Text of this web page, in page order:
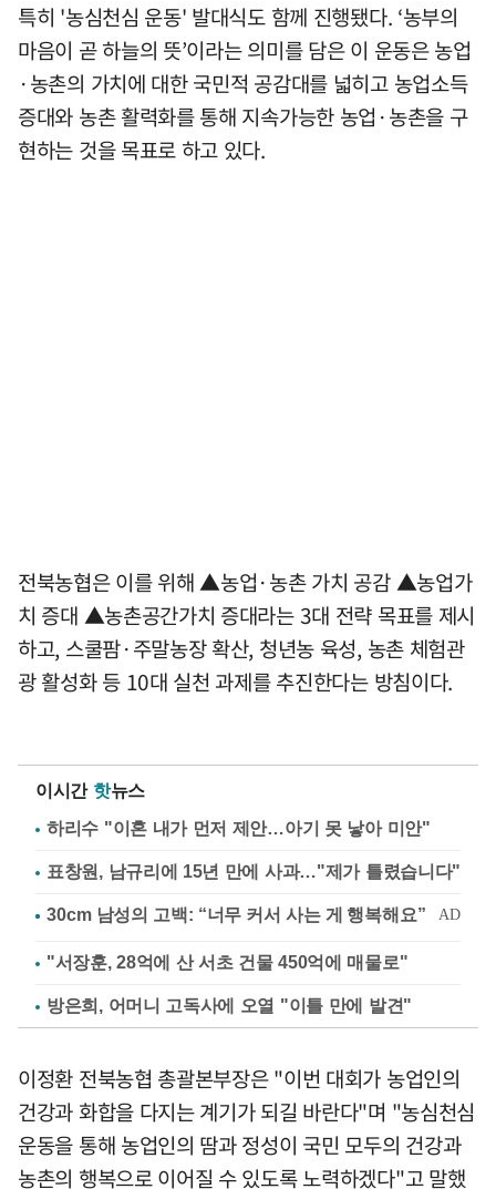
특히 '농심천심 운동' 발대식도 함께 진행됐다. ‘농부의
마음이 곧 하늘의 뜻’이라는 의미를 담은 이 운동은 농업
·농촌의 가치에 대한 국민적 공감대를 넓히고 농업소득
증대와 농촌 활력화를 통해 지속가능한 농업·농촌을 구
현하는 것을 목표로 하고 있다.
전북농협은 이를 위해 ▲농업·농촌 가치 공감 ▲농업가
치 증대 ▲농촌공간가치 증대라는 3대 전략 목표를 제시
하고, 스쿨팜·주말농장 확산, 청년농 육성, 농촌 체험관
광 활성화 등 10대 실천 과제를 추진한다는 방침이다.
이시간 핫뉴스
하리수 "이혼 내가 먼저 제안…아기 못 낳아 미안"
표창원, 남규리에 15년 만에 사과…"제가 틀렸습니다"
"서장훈, 28억에 산 서초 건물 450억에 매물로"
방은희, 어머니 고독사에 오열 "이틀 만에 발견"
이정환 전북농협 총괄본부장은 "이번 대회가 농업인의
건강과 화합을 다지는 계기가 되길 바란다"며 "농심천심
운동을 통해 농업인의 땀과 정성이 국민 모두의 건강과
농촌의 행복으로 이어질 수 있도록 노력하겠다"고 말했